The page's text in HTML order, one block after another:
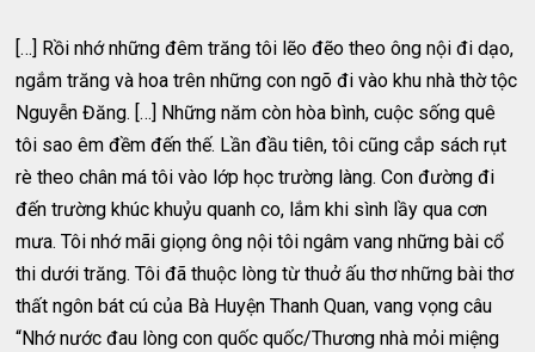
[…] Rồi nhớ những đêm trăng tôi lẽo đẽo theo ông nội đi dạo,
ngắm trăng và hoa trên những con ngõ đi vào khu nhà thờ tộc
Nguyễn Đăng. […] Những năm còn hòa bình, cuộc sống quê
tôi sao êm đềm đến thế. Lần đầu tiên, tôi cũng cắp sách rụt
rè theo chân má tôi vào lớp học trường làng. Con đường đi
đến trường khúc khuỷu quanh co, lắm khi sình lầy qua cơn
mưa. Tôi nhớ mãi giọng ông nội tôi ngâm vang những bài cổ
thi dưới trăng. Tôi đã thuộc lòng từ thuở ấu thơ những bài thơ
thất ngôn bát cú của Bà Huyện Thanh Quan, vang vọng câu
“Nhớ nước đau lòng con quốc quốc/Thương nhà mỏi miệng